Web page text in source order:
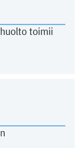
toimii